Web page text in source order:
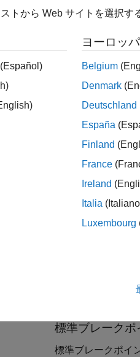
条件付き
ブレークポイン
定することがで
つでも設定できま
既定では、
[ホーム]タブ
[MATLAB が
標準ブレークポ
標準ブレークポイ
トから Web サイトを選択す
(Español)
ヨーロッパ
Belgium
Denmark
Deutschland
España
Finland
France
Ireland
Italia
Luxembourg